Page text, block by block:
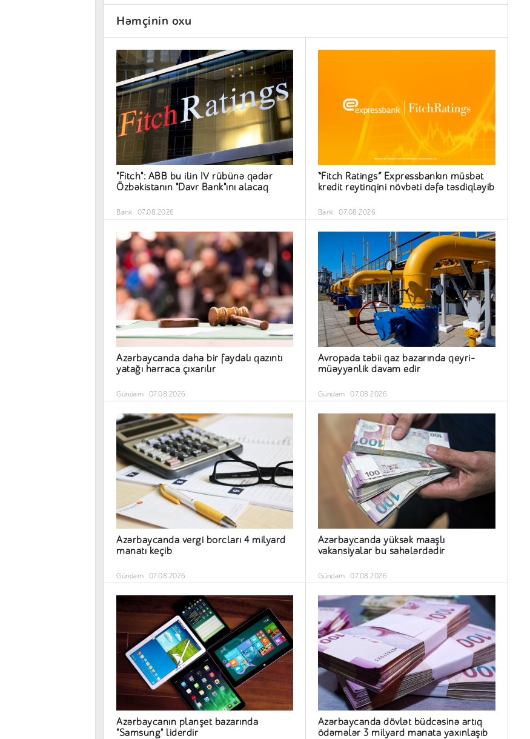
Həmçinin oxu
"Fitch": ABB bu ilin IV rübünə qədər
Özbəkistanın "Davr Bank"ını alacaq
Bank 07.08.2026
“Fitch Ratings” Expressbankın müsbət
kredit reytinqini növbəti dəfə təsdiqləyib
Bank 07.08.2026
Azərbaycanda daha bir faydalı qazıntı
yatağı hərraca çıxarılır
Gündəm 07.08.2026
Avropada təbii qaz bazarında qeyri-
müəyyənlik davam edir
Gündəm 07.08.2026
Azərbaycanda vergi borcları 4 milyard
manatı keçib
Gündəm 07.08.2026
Azərbaycanda yüksək maaşlı
vakansiyalar bu sahələrdədir
Gündəm 07.08.2026
Azərbaycanın planşet bazarında
"Samsung" liderdir
Azərbaycanda dövlət büdcəsinə artıq
ödəmələr 3 milyard manata yaxınlaşıb